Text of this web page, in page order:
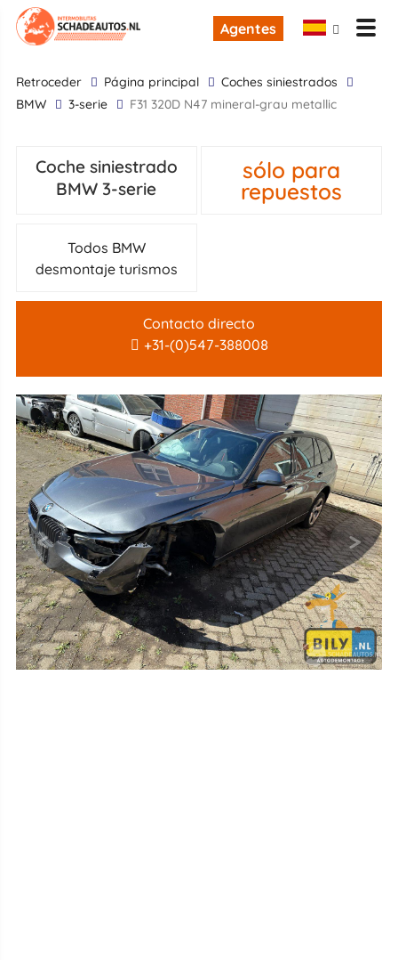
Agentes
retroceder Página principal
Coches siniestrados
BMW
3-serie F31 320D N47 mineral-grau metallic
Coche siniestrado
BMW 3-serie
sólo para
repuestos
Todos BMW
desmontaje turismos
Contacto directo
+31-(0)547-388008